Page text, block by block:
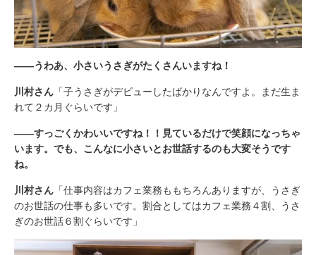
――うわあ、小さいうさぎがたくさんいますね！
川村さん 「子うさぎがデビューしたばかりなんですよ。まだ生ま
れて２カ月ぐらいです」
――すっごくかわいいですね！！見ているだけで笑顔になっちゃ
います。でも、こんなに小さいとお世話するのも大変そうです
ね。
川村さん 「仕事内容はカフェ業務ももちろんありますが、うさぎ
のお世話の仕事も多いです。割合としてはカフェ業務４割、うさ
ぎのお世話６割ぐらいです」